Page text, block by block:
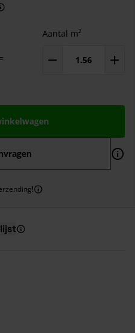
=
Aantal m²